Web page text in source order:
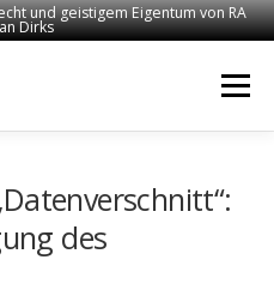
und geistigem Eigentum von RA
Dirks
Menü
des